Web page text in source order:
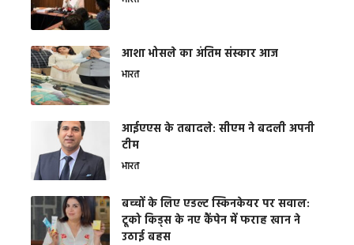
आशा भोसले का अंतिम संस्कार आज
भारत
आईएएस के तबादले: सीएम ने बदली अपनी
टीम
भारत
बच्चों के लिए एडल्ट स्किनकेयर पर सवाल:
टूको किड्स के नए कैंपेन में फराह खान ने
उठाई बहस